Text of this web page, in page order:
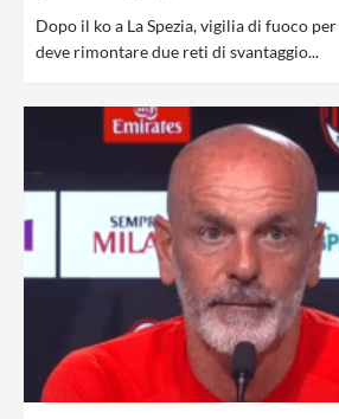
Dopo il ko a La Spezia, vigilia di fuoco
deve rimontare due reti di svantaggio...